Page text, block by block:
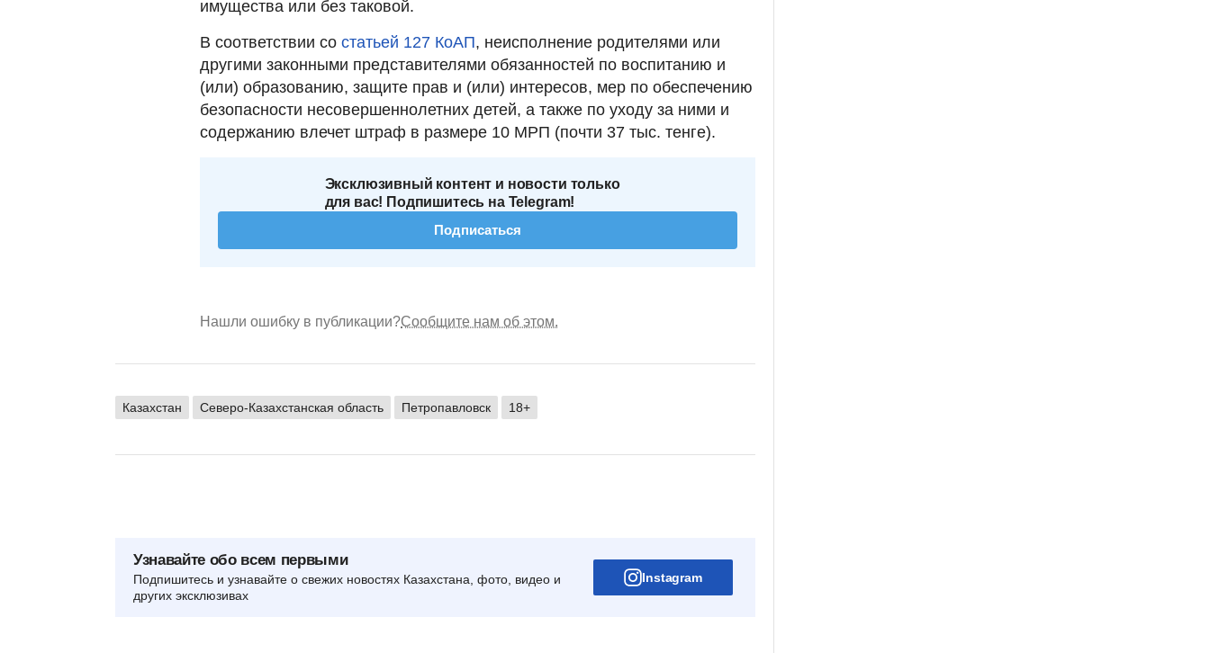
имущества или без таковой.
В соответствии со статьей 127 КоАП, неисполнение родителями или
другими законными представителями обязанностей по воспитанию и
(или) образованию, защите прав и (или) интересов, мер по обеспечению
безопасности несовершеннолетних детей, а также по уходу за ними и
содержанию влечет штраф в размере 10 МРП (почти 37 тыс. тенге).
Эксклюзивный контент и новости только
для вас! Подпишитесь на Telegram!
Подписаться
Нашли ошибку в публикации?Сообщите нам об этом.
Казахстан Северо-Казахстанская область Петропавловск 18+
Узнавайте обо всем первыми
Подпишитесь и узнавайте о свежих новостях Казахстана, фото, видео и
других эксклюзивах
Instagram